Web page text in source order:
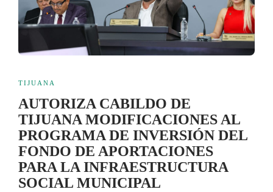
TIJUANA
AUTORIZA CABILDO DE
TIJUANA MODIFICACIONES AL
PROGRAMA DE INVERSIÓN DEL
FONDO DE APORTACIONES
PARA LA INFRAESTRUCTURA
SOCIAL MUNICIPAL